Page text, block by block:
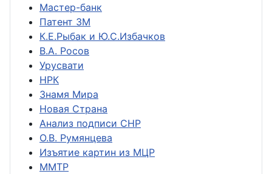
Мастер-банк
Патент ЗМ
К.Е.Рыбак и Ю.С.Избачков
В.А. Росов
Урусвати
НРК
Знамя Мира
Новая Страна
Анализ подписи СНР
О.В. Румянцева
Изъятие картин из МЦР
ММТР